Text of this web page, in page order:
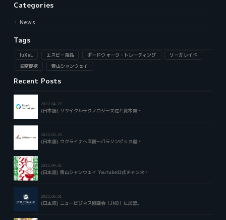
Categories
News
Tags
luXeL エスビー食品 ボードウォーク・トレーディング
リーガレイド
業務提携
青山シャンウェイ
Recent Posts
2022.04.27
(日本語) リサイクルテクノロジーズ社と資本業…
2022.03.25
(日本語) ウクライナへ支援～パラリンピック選…
2021.09.01
(日本語) 青山シャンウエイ Youtube公式チャンネ…
2021.06.01
(日本語) ニュービジネス協議会（JNB）に加盟。